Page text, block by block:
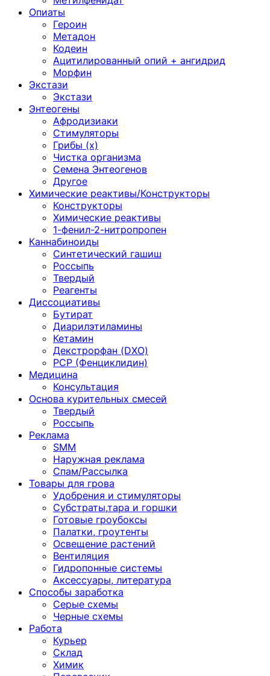
Опиаты
Героин
Метадон
Кодеин
Ацитилированный опий + ангидрид
Морфин
Экстази
Экстази
Энтеогены
Афродизиаки
Стимуляторы
Грибы (х)
Чистка организма
Семена Энтеогенов
Другое
Химические реактивы/Конструкторы
Конструкторы
Химические реактивы
1-фенил-2-нитропропен
Каннабиноиды
Синтетический гашиш
Россыпь
Твердый
Реагенты
Диссоциативы
Бутират
Диарилэтиламины
Кетамин
Декстрорфан (DXO)
PCP (Фенциклидин)
Медицина
Консультация
Основа курительных смесей
Твердый
Россыпь
Реклама
SMM
Наружная реклама
Спам/Рассылка
Товары для грова
Удобрения и стимуляторы
Субстраты,тара и горшки
Готовые гроубоксы
Палатки, гроутенты
Освещение растений
Вентиляция
Гидропонные системы
Аксессуары, литература
Способы заработка
Серые схемы
Черные схемы
Работа
Курьер
Склад
Химик